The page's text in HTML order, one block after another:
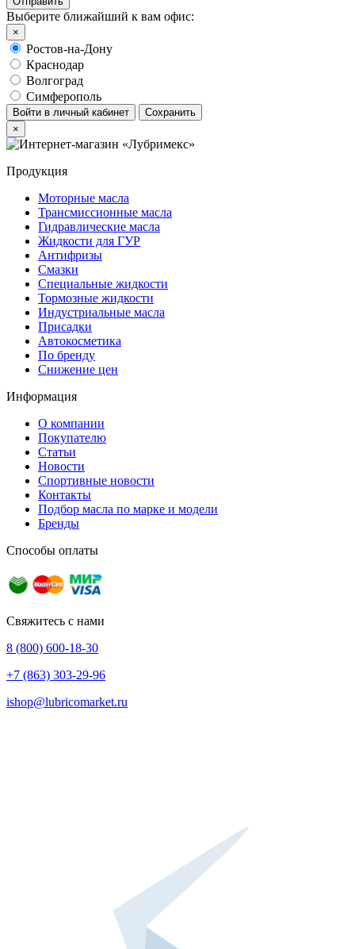
Выберите ближайший к вам офис:
×
Ростов-на-Дону
Краснодар
Волгоград
Симферополь
Войти в личный кабинет
Сохранить
×
Продукция
Моторные масла
Трансмиссионные масла
Гидравлические масла
Жидкости для ГУР
Антифризы
Смазки
Специальные жидкости
Тормозные жидкости
Индустриальные масла
Присадки
Автокосметика
По бренду
Снижение цен
Информация
О компании
Покупателю
Статьи
Новости
Спортивные новости
Контакты
Подбор масла по марке и модели
Бренды
Способы оплаты
Свяжитесь с нами
8 (800) 600-18-30
+7 (863) 303-29-96
ishop@lubricomarket.ru